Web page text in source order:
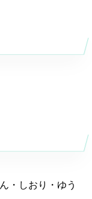
・しおり・ゆう